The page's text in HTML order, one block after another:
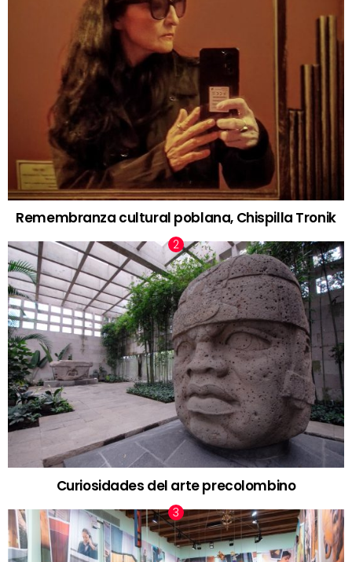
Remembranza cultural poblana, Chispilla Tronik
Curiosidades del arte precolombino